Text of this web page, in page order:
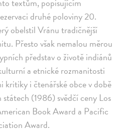
druhé poloviny 20.
obelstil Vránu tradičnější
Přesto však nemalou měrou
představ o životě indiánů
a etnické rozmanitosti
kritiky i čtenářské obce v době
(1986) svědčí ceny Los
Book Award a Pacific
Award.